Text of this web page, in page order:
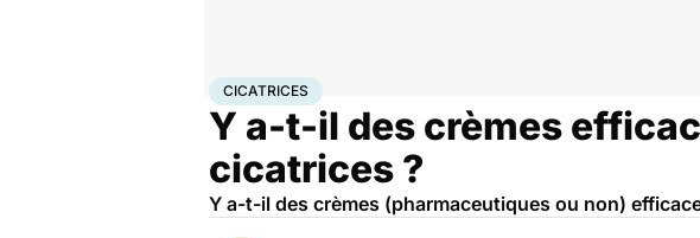
AccueilSantéCicatrices
CICATRICES
Y a-t-il des crèmes
cicatrices ?
Y a-t-il des crèmes (pharmaceutiques ou non)